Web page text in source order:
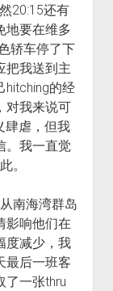
20:15还有
地要在维多
轿车停了下
把我送到主
hitching的经
对我来说可
肆虐，但我
。我一直觉
。
南海湾群岛
影响他们在
度减少，我
最后一班客
了一张thru